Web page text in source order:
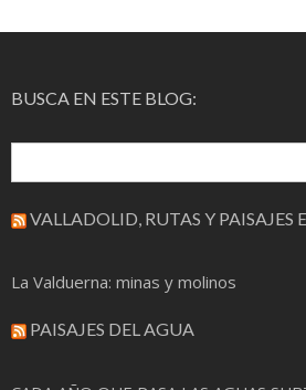
BUSCA EN ESTE BLOG:
VALLADOLID, RUTAS Y PAISAJES
La Valduerna: minas y molinos
PAISAJES DEL AGUA